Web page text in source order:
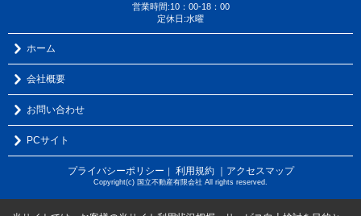
営業時間:10：00-18：00
定休日:水曜
ホーム
会社概要
お問い合わせ
PCサイト
プライバシーポリシー ｜ 利用規約 ｜アクセスマップ
Copyright(c) 国立不動産有限会社 All rights reserved.